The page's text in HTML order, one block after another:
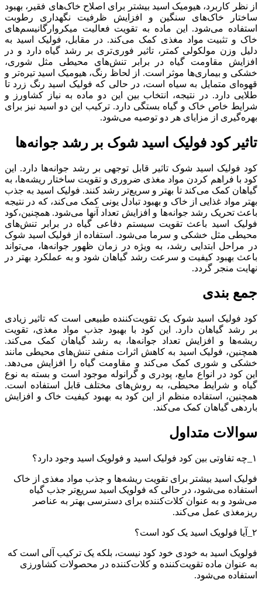
از نظر کاربرد، هیومیک اسید بیشتر برای اصلاح خاک‌های فقیر، بهبود
ساختار خاک‌های سنگین و افزایش ظرفیت نگهداری رطوبت
استفاده می‌شود. این ماده به تقویت فعالیت میکروارگانیسم‌های
خاک و تثبیت مواد مغذی کمک می‌کند. در مقابل، فولیک اسید به
دلیل وزن مولکولی کمتر، تاثیر فوری‌تری بر رشد گیاه دارد و در
افزایش مقاومت گیاه در برابر تنش‌های محیطی مثل شوری،
خشکی و بیماری‌ها موثر است. از لحاظ رنگ، هیومیک اسید تیره‌تر و
قهوه‌ای متمایل به سیاه است، در حالی که فولیک اسید رنگ زرد تا
طلایی دارد. در نتیجه، انتخاب بین این دو ماده به نیاز کشاورز و
شرایط خاص خاک و گیاه بستگی دارد. ترکیب این دو اسید نیز برای
بهره‌گیری از مزایای هر دو توصیه می‌شود.
تاثیر کود فولیک اسید شوک بر رشد جوانه‌ها
کود فولیک اسید شوک تاثیر قابل توجهی بر رشد جوانه‌ها دارد. این
کود با فراهم کردن مواد مغذی ضروری و تقویت ساختار ریشه‌ها، به
گیاهان کمک می‌کند تا بهتر و سریع‌تر رشد کنند. فولیک اسید به جذب
بهتر مواد غذایی از خاک و بهبود تبادل یونی کمک می‌کند، که در نتیجه
باعث تحریک رشد جوانه‌ها و افزایش تعداد آنها می‌شود. همچنین،کود
فولیک اسید باعث تقویت سیستم دفاعی گیاه در برابر تنش‌های
محیطی مثل خشکی و سرما می‌شود. استفاده از فولیک اسید شوک
در مراحل ابتدایی رشد، به ویژه در زمان ظهور جوانه‌ها، می‌تواند
باعث بهبود کیفیت و سرعت رشد گیاهان شود و به عملکرد بهتر در
نهایت منجر گردد.
جمع بندی
کود فولیک اسید شوک یک تقویت‌کننده طبیعی است که تاثیر زیادی
بر رشد گیاهان دارد. این کود با بهبود جذب مواد مغذی، تقویت
ریشه‌ها و افزایش تعداد جوانه‌ها، به رشد گیاهان کمک می‌کند.
همچنین، فولیک اسید به کاهش اثرات منفی تنش‌های محیطی مانند
خشکی و شوری کمک می‌کند و مقاومت گیاه را افزایش می‌دهد.
این کود در انواع مایع، پودری و گرانوله موجود است و بسته به نوع
گیاه و شرایط محیطی، به روش‌های مختلف قابل استفاده است.
همچنین، استفاده منظم از این کود به بهبود کیفیت خاک و افزایش
باردهی گیاهان کمک می‌کند.
سوالات متداول
۱_چه تفاوتی بین کود فولیک اسید و فولویک اسید وجود دارد؟
فولیک اسید بیشتر برای تقویت ریشه‌ها و جذب مواد مغذی از خاک
استفاده می‌شود، در حالی که فولویک اسید سریع‌تر جذب گیاه
می‌شود و به عنوان کلات‌کننده برای دسترسی بهتر به عناصر
ریزمغذی عمل می‌کند.
۲_آیا فولویک اسید یک کود است؟
فولویک اسید به خودی خود کود نیست، بلکه یک ترکیب آلی است که
به عنوان ماده تقویت‌کننده و کلات‌کننده در محصولات کشاورزی
استفاده می‌شود.